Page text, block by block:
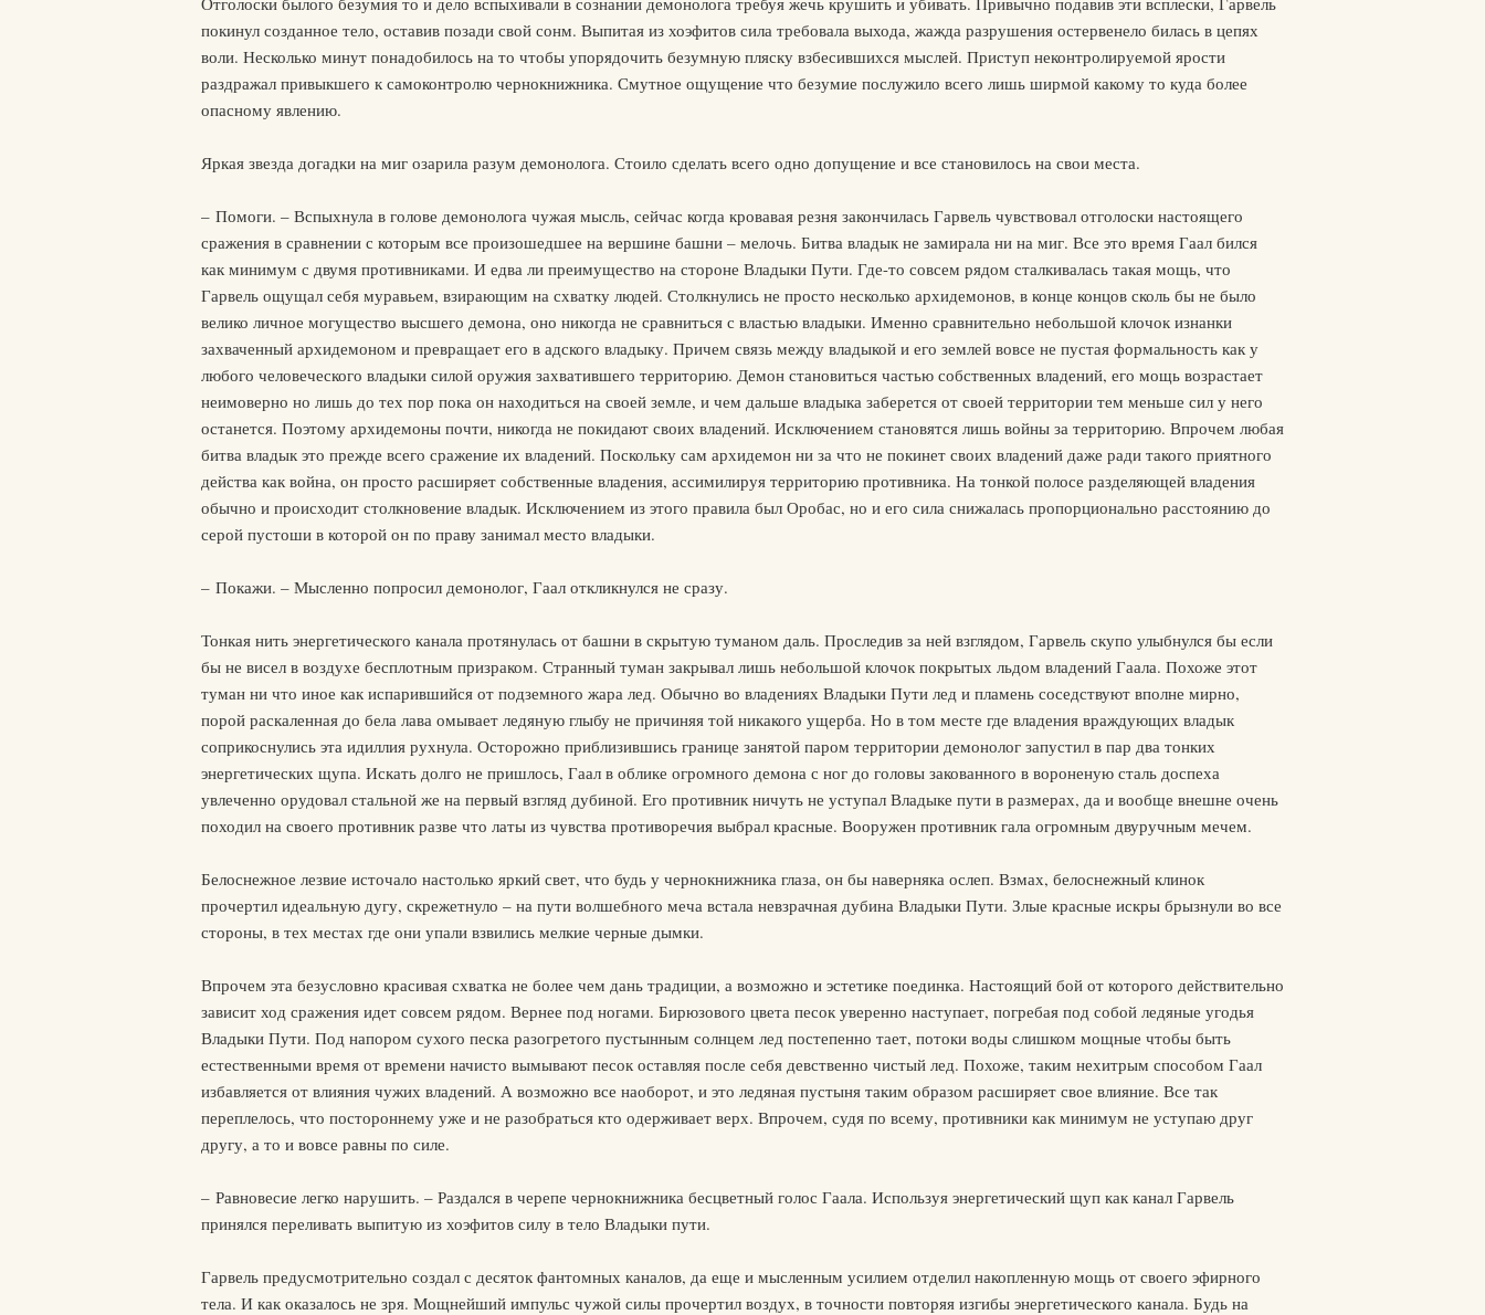
покинул созданное тело, оставив позади свой сонм. Выпитая из хоэфитов сила требовала выхода, жажда разрушения остервенело билась в цепях
воли. Несколько минут понадобилось на то чтобы упорядочить безумную пляску взбесившихся мыслей. Приступ неконтролируемой ярости
раздражал привыкшего к самоконтролю чернокнижника. Смутное ощущение что безумие послужило всего лишь ширмой какому то куда более
опасному явлению.
Яркая звезда догадки на миг озарила разум демонолога. Стоило сделать всего одно допущение и все становилось на свои места.
– Помоги. – Вспыхнула в голове демонолога чужая мысль, сейчас когда кровавая резня закончилась Гарвель чувствовал отголоски настоящего
сражения в сравнении с которым все произошедшее на вершине башни – мелочь. Битва владык не замирала ни на миг. Все это время Гаал бился
как минимум с двумя противниками. И едва ли преимущество на стороне Владыки Пути. Где-то совсем рядом сталкивалась такая мощь, что
Гарвель ощущал себя муравьем, взирающим на схватку людей. Столкнулись не просто несколько архидемонов, в конце концов сколь бы не было
велико личное могущество высшего демона, оно никогда не сравниться с властью владыки. Именно сравнительно небольшой клочок изнанки
захваченный архидемоном и превращает его в адского владыку. Причем связь между владыкой и его землей вовсе не пустая формальность как у
любого человеческого владыки силой оружия захватившего территорию. Демон становиться частью собственных владений, его мощь возрастает
неимоверно но лишь до тех пор пока он находиться на своей земле, и чем дальше владыка заберется от своей территории тем меньше сил у него
останется. Поэтому архидемоны почти, никогда не покидают своих владений. Исключением становятся лишь войны за территорию. Впрочем любая
битва владык это прежде всего сражение их владений. Поскольку сам архидемон ни за что не покинет своих владений даже ради такого приятного
действа как война, он просто расширяет собственные владения, ассимилируя территорию противника. На тонкой полосе разделяющей владения
обычно и происходит столкновение владык. Исключением из этого правила был Оробас, но и его сила снижалась пропорционально расстоянию до
серой пустоши в которой он по праву занимал место владыки.
– Покажи. – Мысленно попросил демонолог, Гаал откликнулся не сразу.
Тонкая нить энергетического канала протянулась от башни в скрытую туманом даль. Проследив за ней взглядом, Гарвель скупо улыбнулся бы если
бы не висел в воздухе бесплотным призраком. Странный туман закрывал лишь небольшой клочок покрытых льдом владений Гаала. Похоже этот
туман ни что иное как испарившийся от подземного жара лед. Обычно во владениях Владыки Пути лед и пламень соседствуют вполне мирно,
порой раскаленная до бела лава омывает ледяную глыбу не причиняя той никакого ущерба. Но в том месте где владения враждующих владык
соприкоснулись эта идиллия рухнула. Осторожно приблизившись границе занятой паром территории демонолог запустил в пар два тонких
энергетических щупа. Искать долго не пришлось, Гаал в облике огромного демона с ног до головы закованного в вороненую сталь доспеха
увлеченно орудовал стальной же на первый взгляд дубиной. Его противник ничуть не уступал Владыке пути в размерах, да и вообще внешне очень
походил на своего противник разве что латы из чувства противоречия выбрал красные. Вооружен противник гала огромным двуручным мечем.
Белоснежное лезвие источало настолько яркий свет, что будь у чернокнижника глаза, он бы наверняка ослеп. Взмах, белоснежный клинок
прочертил идеальную дугу, скрежетнуло – на пути волшебного меча встала невзрачная дубина Владыки Пути. Злые красные искры брызнули во все
стороны, в тех местах где они упали взвились мелкие черные дымки.
Впрочем эта безусловно красивая схватка не более чем дань традиции, а возможно и эстетике поединка. Настоящий бой от которого действительно
зависит ход сражения идет совсем рядом. Вернее под ногами. Бирюзового цвета песок уверенно наступает, погребая под собой ледяные угодья
Владыки Пути. Под напором сухого песка разогретого пустынным солнцем лед постепенно тает, потоки воды слишком мощные чтобы быть
естественными время от времени начисто вымывают песок оставляя после себя девственно чистый лед. Похоже, таким нехитрым способом Гаал
избавляется от влияния чужих владений. А возможно все наоборот, и это ледяная пустыня таким образом расширяет свое влияние. Все так
переплелось, что постороннему уже и не разобраться кто одерживает верх. Впрочем, судя по всему, противники как минимум не уступаю друг
другу, а то и вовсе равны по силе.
– Равновесие легко нарушить. – Раздался в черепе чернокнижника бесцветный голос Гаала. Используя энергетический щуп как канал Гарвель
принялся переливать выпитую из хоэфитов силу в тело Владыки пути.
Гарвель предусмотрительно создал с десяток фантомных каналов, да еще и мысленным усилием отделил накопленную мощь от своего эфирного
тела. И как оказалось не зря. Мощнейший импульс чужой силы прочертил воздух, в точности повторяя изгибы энергетического канала. Будь на